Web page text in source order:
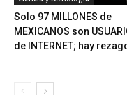
Solo 97 MILLONES de
MEXICANOS son
de INTERNET; hay